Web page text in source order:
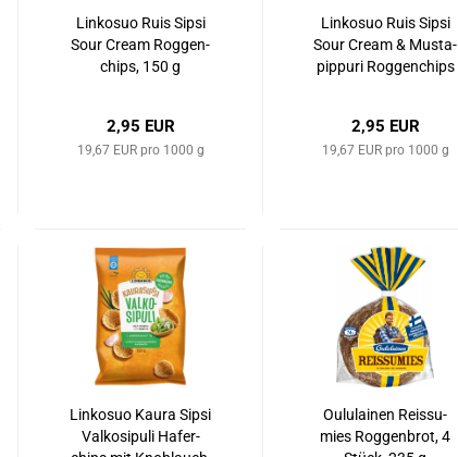
Lin­ko­suo Ruis Sipsi
Sour Cream Rog­gen­
chips, 150 g
2,95 EUR
19,67 EUR pro 1000 g
Lin­ko­suo Ruis Sipsi
Sour Cream & Musta­
pip­pu­ri Rog­gen­chips
150 g
2,95 EUR
19,67 EUR pro 1000 g
Lin­ko­suo Kaura Sipsi
Val­ko­si­pu­li Ha­fer­
Ou­lu­lai­nen Reis­su­
mies Rog­gen­brot, 4